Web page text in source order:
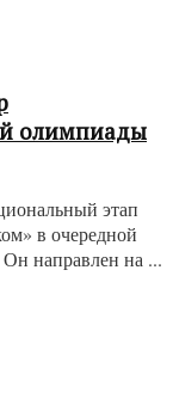
олимпиады
этап
в очередной
направлен на ...